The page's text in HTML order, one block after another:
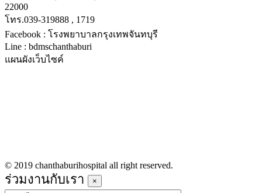
22000
โทร.039-319888 , 1719
Facebook : โรงพยาบาลกรุงเทพจันทบุรี
Line : bdmschanthaburi
แผนผังเว็บไซค์
© 2019 chanthaburihospital all right reserved.
ร่วมงานกับเรา ×